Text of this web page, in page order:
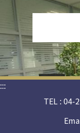
:::
TEL : 04-